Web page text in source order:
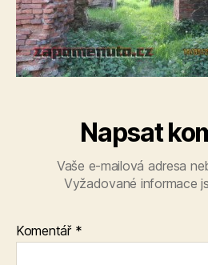
Napsat
Vaše e-mailová adresa
Vyžadované informace
Komentář *